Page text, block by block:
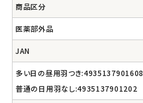
商品区分
医薬部外品
JAN
多い日の昼用羽つき:4935137901608
普通の日用羽なし:4935137901202